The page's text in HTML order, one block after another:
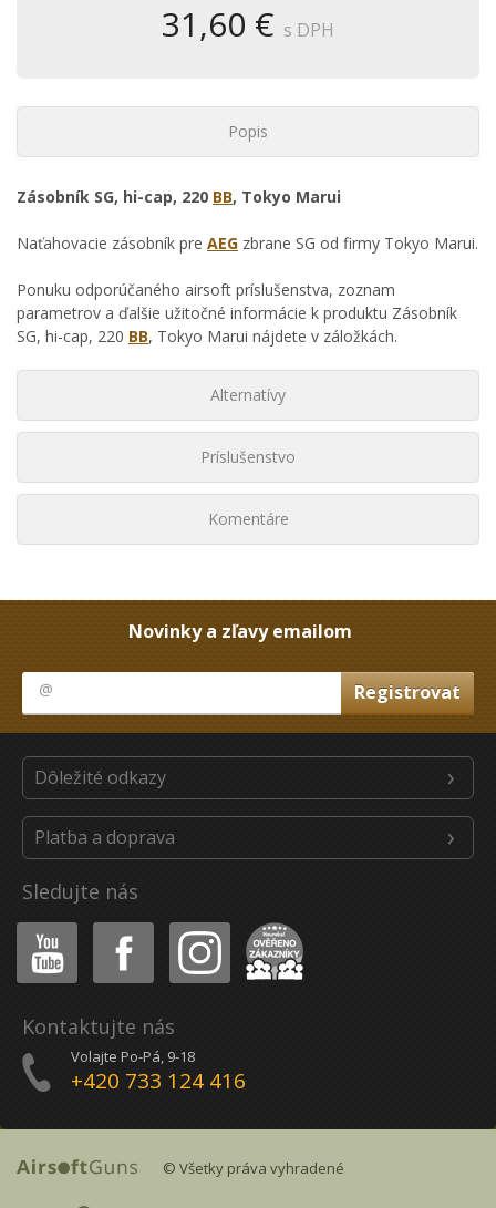
31,60 € s DPH
Popis
Zásobník SG, hi-cap, 220 BB, Tokyo Marui
Naťahovacie zásobník pre AEG zbrane SG od firmy Tokyo Marui.
Ponuku odporúčaného airsoft príslušenstva, zoznam
parametrov a ďalšie užitočné informácie k produktu Zásobník
SG, hi-cap, 220 BB, Tokyo Marui nájdete v záložkách.
Alternatívy
Príslušenstvo
Komentáre
Novinky a zľavy emailom
Dôležité odkazy
Platba a doprava
Sledujte nás
Youtube Facebook Instagram Heureka
Kontaktujte nás
Volajte Po-Pá, 9-18
+420 733 124 416
© Všetky práva vyhradené